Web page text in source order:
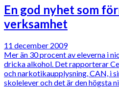
En god nyhet som
verksamhet
11 december 2009
Mer än 30 procent av eleverna i
dricka alkohol. Det rapporterar
och narkotikaupplysning, CAN, i
skolelever och det är den högsta